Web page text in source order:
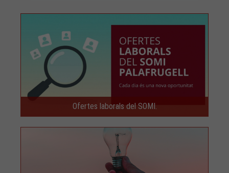
Ofertes laborals del SOMI.